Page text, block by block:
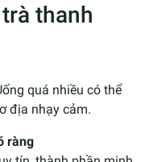
thanh
quá nhiều có thể
địa nhạy cảm.
ràng